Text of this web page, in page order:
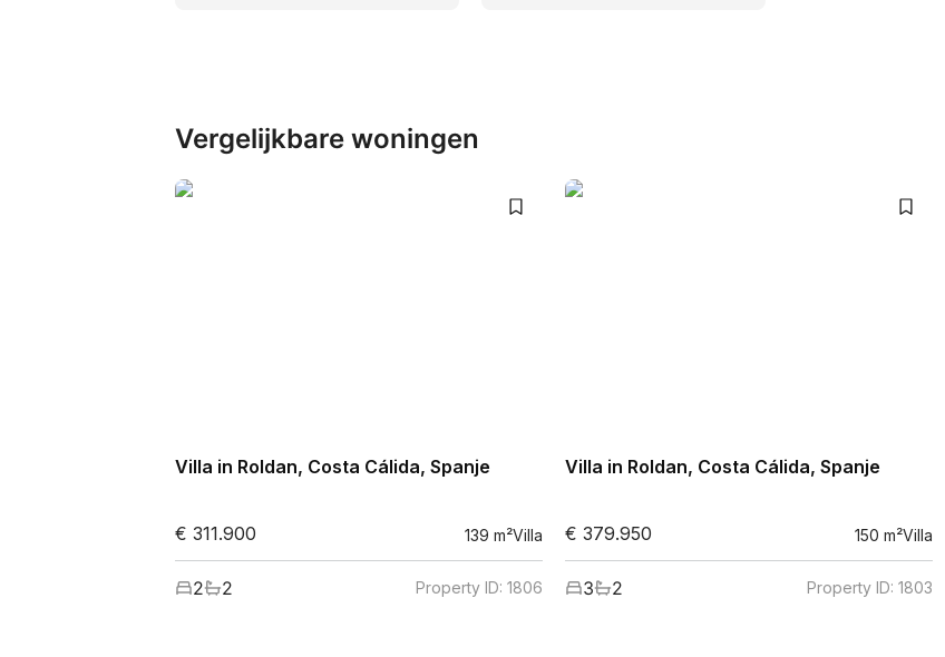
Vergelijkbare woningen
Villa in Roldan, Costa Cálida, Spanje
€ 311.900 139 m²Villa
2 2 Property ID: 1806
Villa in Roldan, Costa Cálida, Spanje
€ 379.950 150 m²Villa
3 2 Property ID: 1803